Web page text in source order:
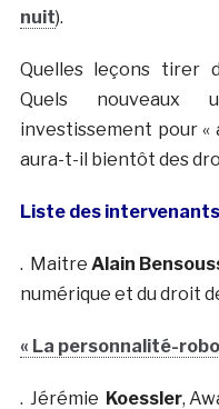
nuit).
Quelles leçons tirer
Quels nouveaux
investissement pour
aura-t-il bientôt des
Liste des
. Maitre Alain
numérique et du droit
« La personnalité-
. Jérémie Koessler,